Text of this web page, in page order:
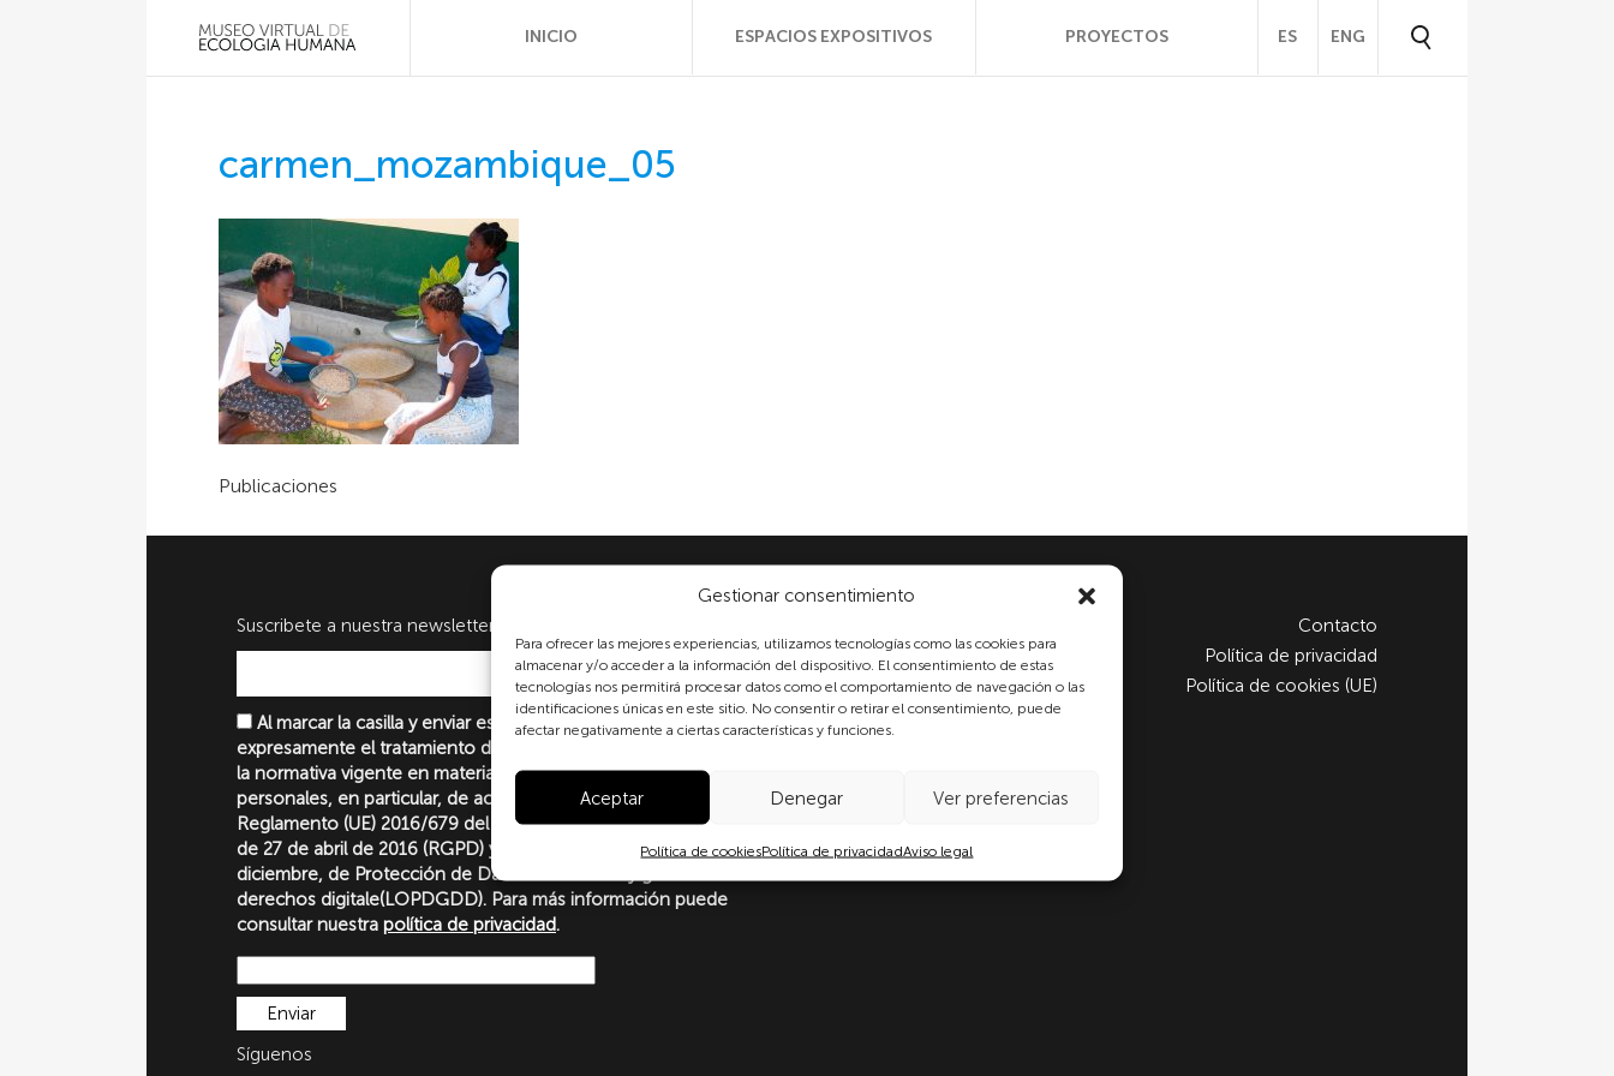
Gestionar consentimiento
Para ofrecer las mejores experiencias, utilizamos tecnologías como las cookies para
almacenar y/o acceder a la información del dispositivo. El consentimiento de estas
tecnologías nos permitirá procesar datos como el comportamiento de navegación o las
identificaciones únicas en este sitio. No consentir o retirar el consentimiento, puede
afectar negativamente a ciertas características y funciones.
Aceptar Denegar Ver preferencias
Política de cookiesPolítica de privacidadAviso legal
INICIO ESPACIOS EXPOSITIVOS PROYECTOS ES ENG
carmen_mozambique_05
Publicaciones
Suscribete a nuestra newsletter
Al marcar la casilla y enviar este formulario, usted consiente
expresamente el tratamiento de sus datos personales conforme a
la normativa vigente en materia de protección de datos
personales, en particular, de acuerdo con lo dispuesto en el
Reglamento (UE) 2016/679 del Parlamento Europeo y del Consejo
de 27 de abril de 2016 (RGPD) y la Ley Orgánica 3/2018, de 5 de
diciembre, de Protección de Datos Personales y garantía de los
derechos digitale(LOPDGDD). Para más información puede
consultar nuestra política de privacidad.
Síguenos
Contacto
Política de privacidad
Política de cookies (UE)